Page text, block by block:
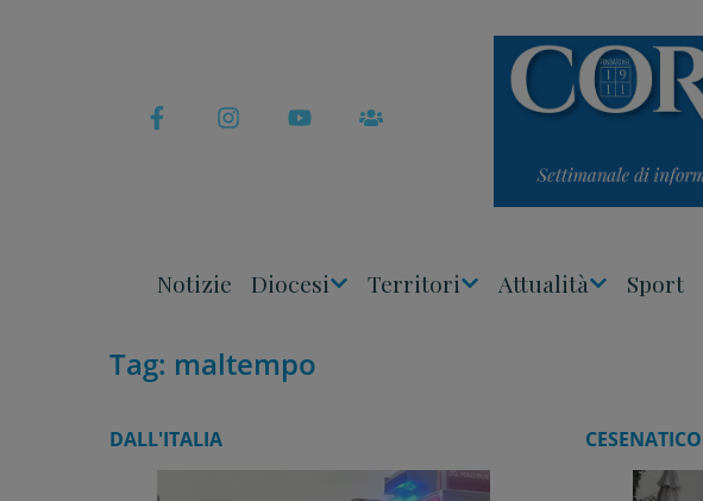
Notizie Diocesi Territori Attualità Sport
Tag: maltempo
DALL'ITALIA CESENATICO